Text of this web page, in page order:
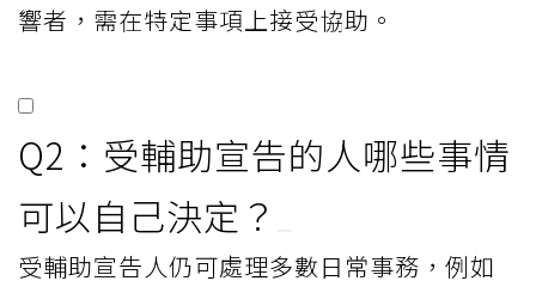
響者，需在特定事項上接受協助。
Q2：受輔助宣告的人哪些事情
可以自己決定？
受輔助宣告人仍可處理多數日常事務，例如